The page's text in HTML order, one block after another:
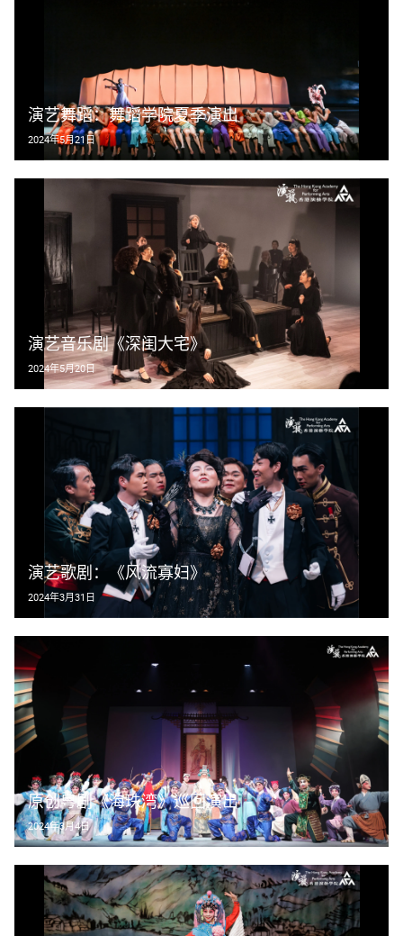
演艺舞蹈：舞蹈学院夏季演出
2024年5月21日
演艺音乐剧《深闺大宅》
2024年5月20日
演艺歌剧：《风流寡妇》
2024年3月31日
原创粤剧《海珠湾》巡回演出
2024年3月4日